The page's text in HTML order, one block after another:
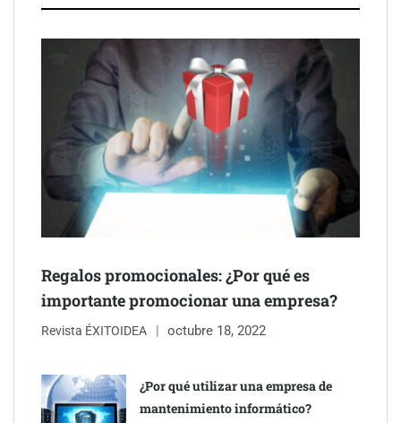
Schaeffler mejora su rentabilidad en el primer semestre de 2026
NOVA: innovación y diseño que transforman espacios de la
mano de Tormo Franquicias
Regalos promocionales: ¿Por qué es
importante promocionar una empresa?
Revista ÉXITOIDEA octubre 18, 2022
¿Por qué utilizar una empresa de
mantenimiento informático?